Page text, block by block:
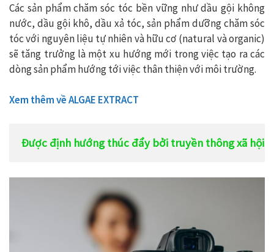
Các sản phẩm chăm sóc tóc bền vững như dầu gội không
nước, dầu gội khô, dầu xả tóc, sản phẩm dưỡng chăm sóc
tóc với nguyên liệu tự nhiên và hữu cơ (natural và organic)
sẽ tăng trưởng là một xu hướng mới trong việc tạo ra các
dòng sản phẩm hướng tới việc thân thiện với môi trường.
Xem thêm về ALGAE EXTRACT
Được định hướng thúc đẩy bởi truyền thông xã hội